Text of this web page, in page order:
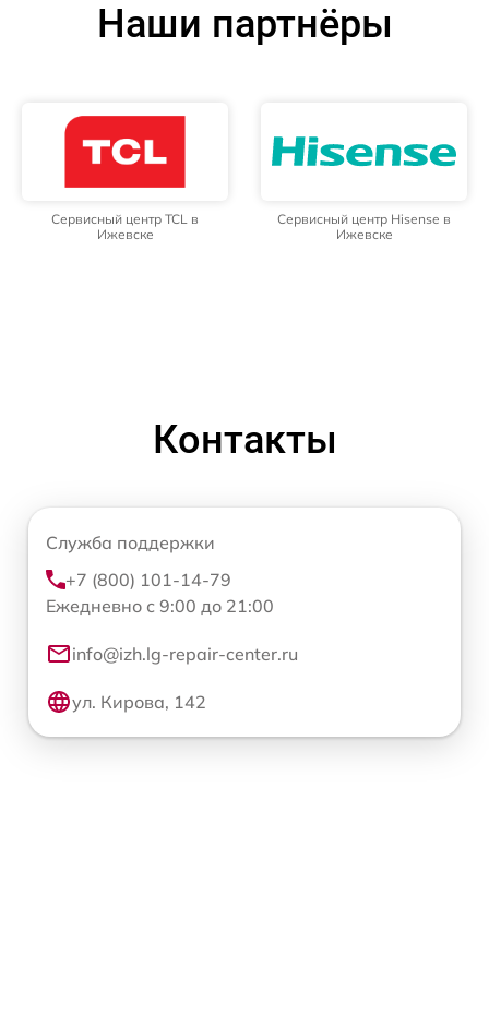
Наши партнёры
Сервисный центр TCL в
Ижевске
Сервисный центр Hisense в
Ижевске
Контакты
Служба поддержки
+7 (800) 101-14-79
Ежедневно с 9:00 до 21:00
info@izh.lg-repair-center.ru
ул. Кирова, 142